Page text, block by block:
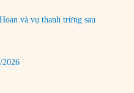
và vụ thanh trừng sau
2026